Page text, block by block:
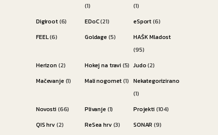
(1)
(1)
Digiroot(6) EDoC(21) eSport(6)
FEEL(6) Goldage (5)
HAŠK Mladost
(95)
Herizon (2) Hokej na travi (5) Judo(2)
Mačevanje (1) Mali nogomet(1) Nekategorizirano
(1)
Novosti (66) Plivanje (1) Projekti (104)
QIS hrv(2) ReSea hrv(3) SONAR (9)